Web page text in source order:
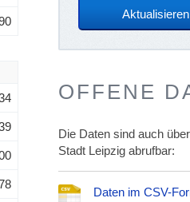
OFFENE
Die Daten sind auch
Stadt Leipzig abrufbar:
Daten im CSV-